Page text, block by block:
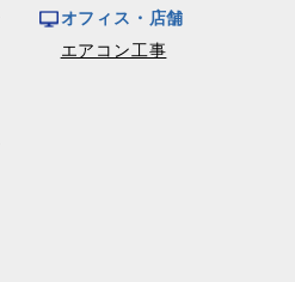
オフィス・店舗
エアコン工事